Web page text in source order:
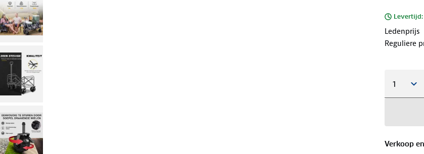
Levertijd:
Ledenprijs
Reguliere
Verkoop